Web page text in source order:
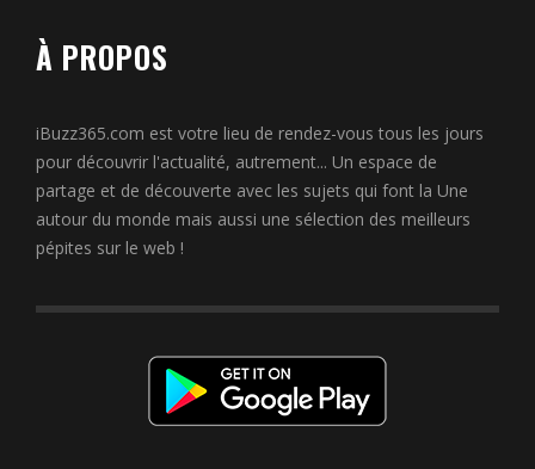
À PROPOS
iBuzz365.com est votre lieu de rendez-vous tous les jours
pour découvrir l'actualité, autrement... Un espace de
partage et de découverte avec les sujets qui font la Une
autour du monde mais aussi une sélection des meilleurs
pépites sur le web !